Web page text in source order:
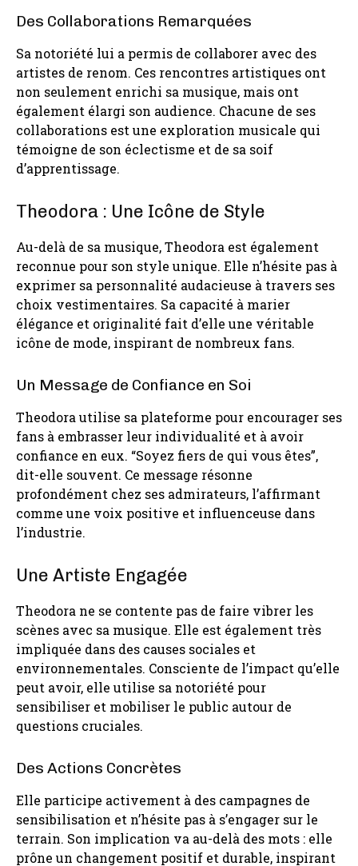
Des Collaborations Remarquées
Sa notoriété lui a permis de collaborer avec des
artistes de renom. Ces rencontres artistiques ont
non seulement enrichi sa musique, mais ont
également élargi son audience. Chacune de ses
collaborations est une exploration musicale qui
témoigne de son éclectisme et de sa soif
d’apprentissage.
Theodora : Une Icône de Style
Au-delà de sa musique, Theodora est également
reconnue pour son style unique. Elle n’hésite pas à
exprimer sa personnalité audacieuse à travers ses
choix vestimentaires. Sa capacité à marier
élégance et originalité fait d’elle une véritable
icône de mode, inspirant de nombreux fans.
Un Message de Confiance en Soi
Theodora utilise sa plateforme pour encourager ses
fans à embrasser leur individualité et à avoir
confiance en eux. “Soyez fiers de qui vous êtes”,
dit-elle souvent. Ce message résonne
profondément chez ses admirateurs, l’affirmant
comme une voix positive et influenceuse dans
l’industrie.
Une Artiste Engagée
Theodora ne se contente pas de faire vibrer les
scènes avec sa musique. Elle est également très
impliquée dans des causes sociales et
environnementales. Consciente de l’impact qu’elle
peut avoir, elle utilise sa notoriété pour
sensibiliser et mobiliser le public autour de
questions cruciales.
Des Actions Concrètes
Elle participe activement à des campagnes de
sensibilisation et n’hésite pas à s’engager sur le
terrain. Son implication va au-delà des mots : elle
prône un changement positif et durable, inspirant